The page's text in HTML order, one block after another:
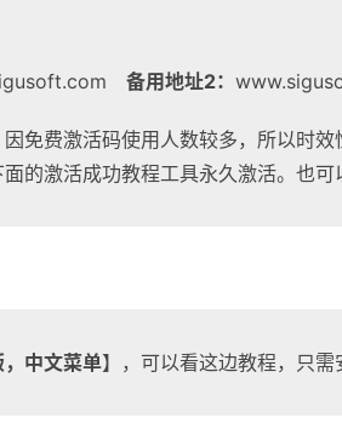
备用地址2：
因免费激活码使用人数较多，所以时
的激活成功教程工具永久激活。也可
中文菜单】，可以看这边教程，只